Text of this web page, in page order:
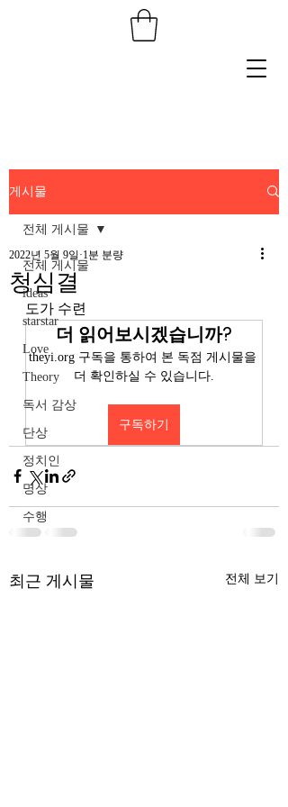
게시물
전체 게시물
ideas
starstar
Love
Theory
독서 감상
단상
정치인
명상
수행
전체 게시물
청심결
2022년 5월 9일 1분 분량
도가 수련
더 읽어보시겠습니까?
theyi.org 구독을 통하여 본 독점 게시물을
더 확인하실 수 있습니다.
구독하기
최근 게시물 전체 보기